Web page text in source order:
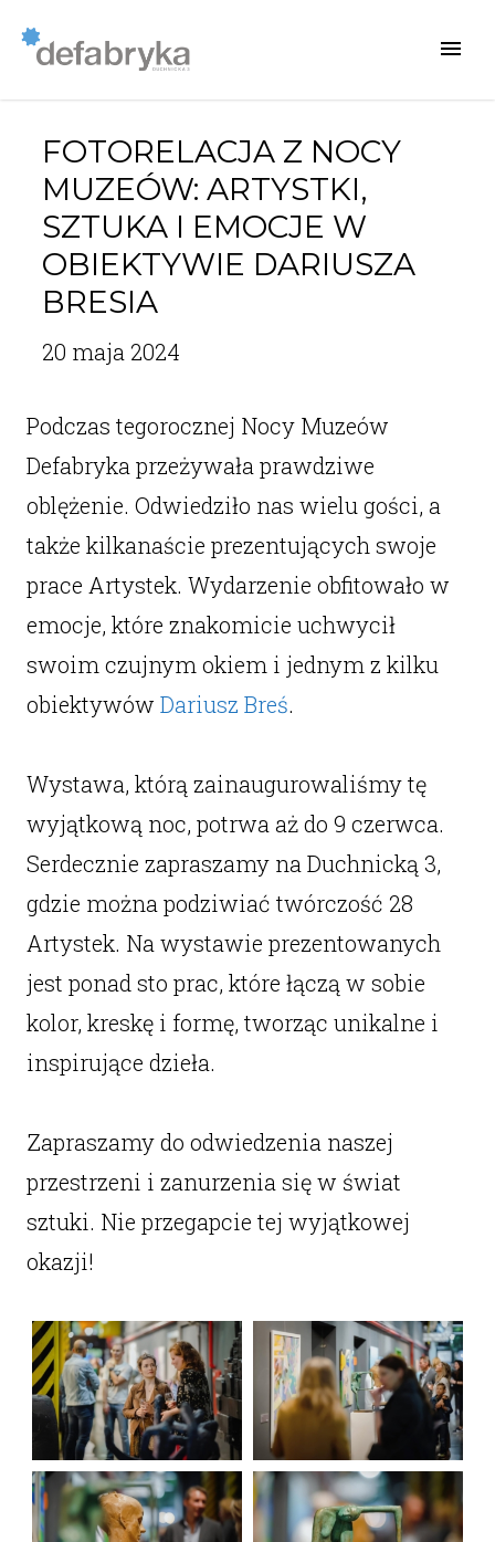
FOTORELACJA Z NOCY
MUZEÓW: ARTYSTKI,
SZTUKA I EMOCJE W
OBIEKTYWIE DARIUSZA
BRESIA
20 maja 2024
Podczas tegorocznej Nocy Muzeów
Defabryka przeżywała prawdziwe
oblężenie. Odwiedziło nas wielu gości, a
także kilkanaście prezentujących swoje
prace Artystek. Wydarzenie obfitowało w
emocje, które znakomicie uchwycił
swoim czujnym okiem i jednym z kilku
obiektywów Dariusz Breś.
Wystawa, którą zainaugurowaliśmy tę
wyjątkową noc, potrwa aż do 9 czerwca.
Serdecznie zapraszamy na Duchnicką 3,
gdzie można podziwiać twórczość 28
Artystek. Na wystawie prezentowanych
jest ponad sto prac, które łączą w sobie
kolor, kreskę i formę, tworząc unikalne i
inspirujące dzieła.
Zapraszamy do odwiedzenia naszej
przestrzeni i zanurzenia się w świat
sztuki. Nie przegapcie tej wyjątkowej
okazji!